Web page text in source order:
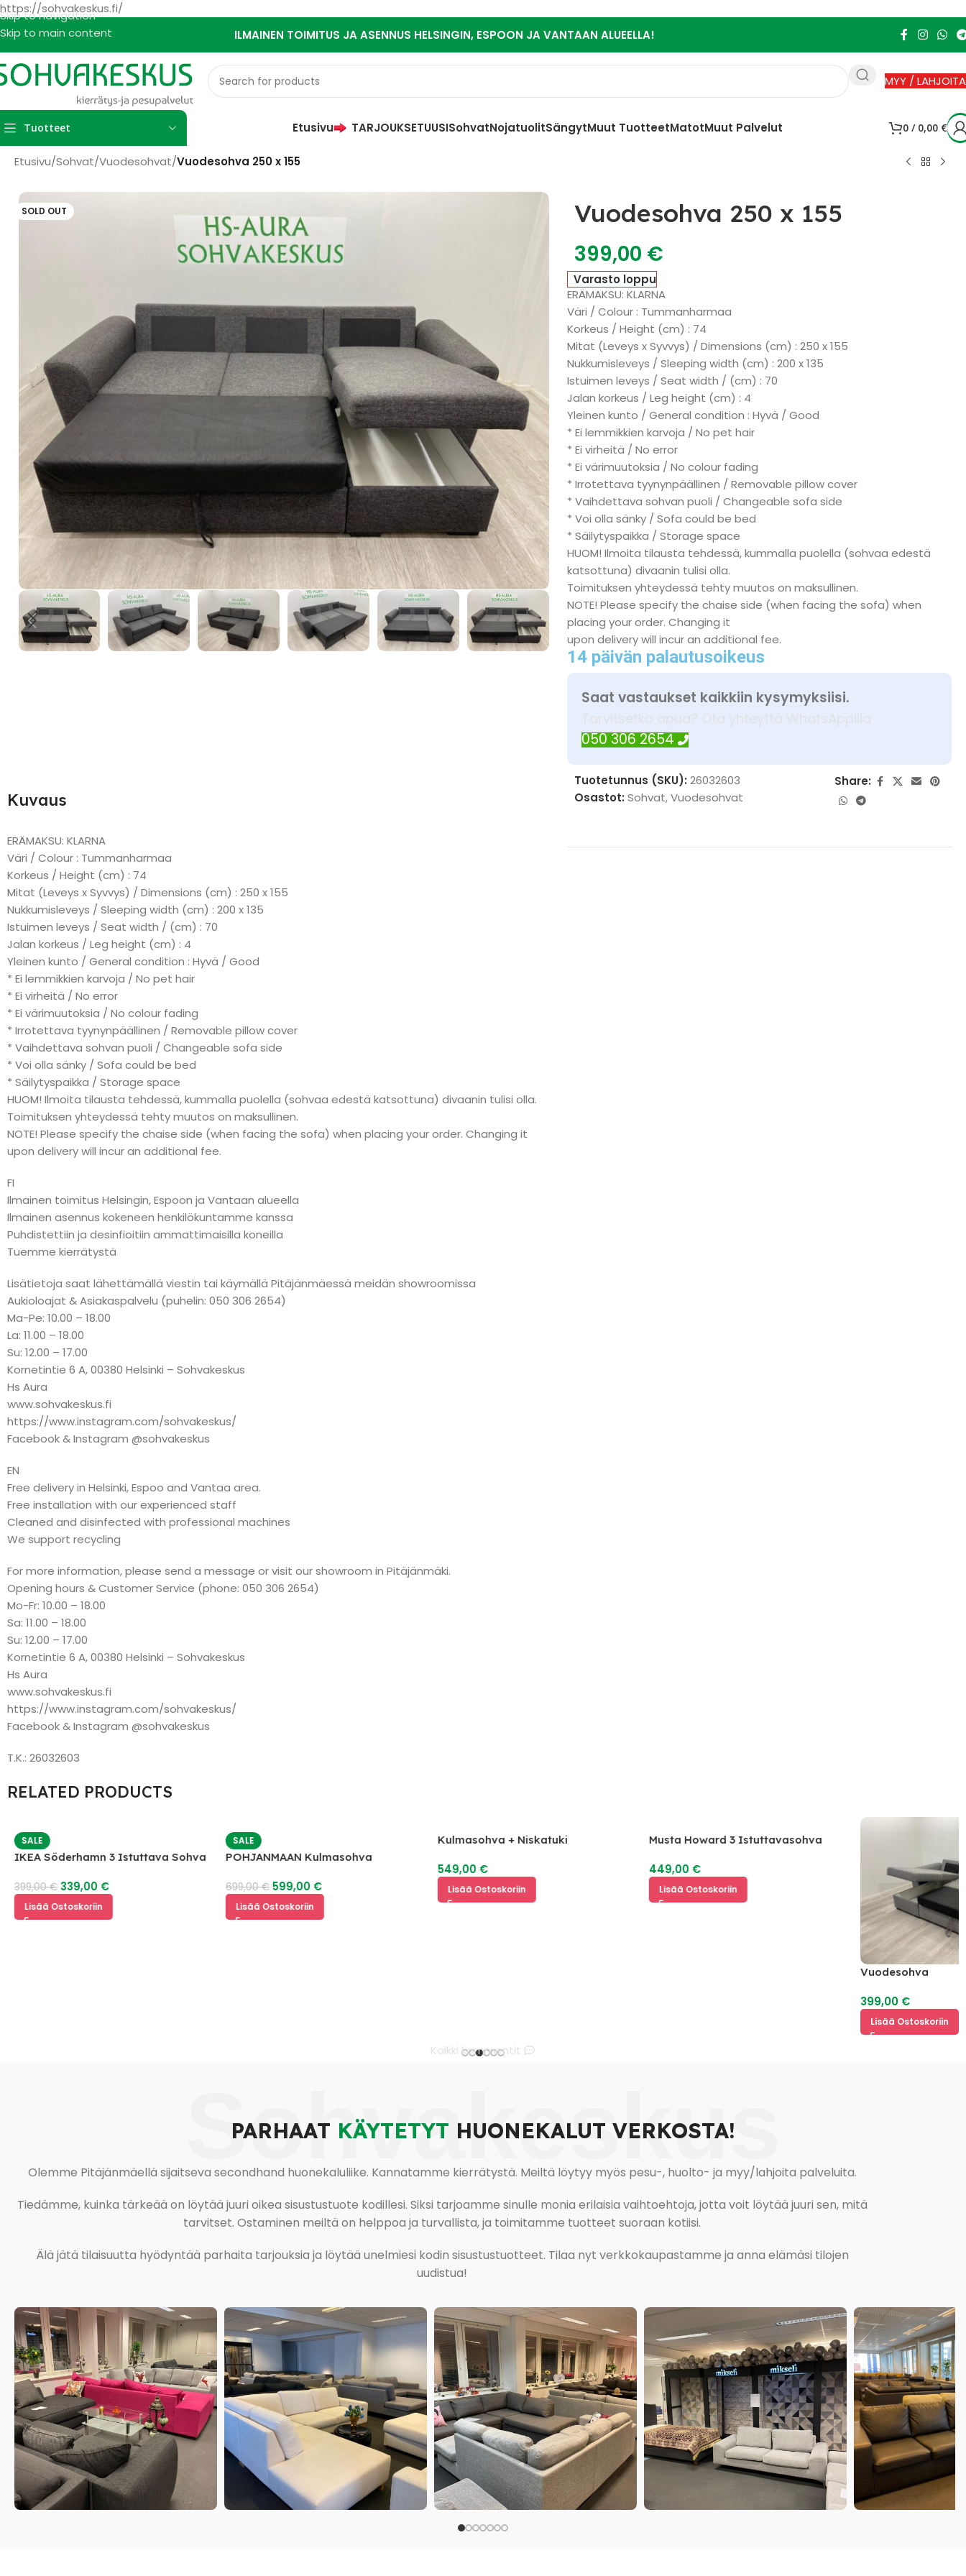
https://sohvakeskus.fi/
Skip to navigation
Skip to main content
ILMAINEN TOIMITUS JA ASENNUS HELSINGIN, ESPOON JA VANTAAN ALUEELLA!
MYY / LAHJOITA
Tuotteet Etusivu TARJOUKSETUUSISohvatNojatuolitSängytMuut TuotteetMatotMuut Palvelut 0 / 0,00 €
Etusivu/Sohvat/Vuodesohvat/Vuodesohva 250 x 155
SOLD OUT Vuodesohva 250 x 155
399,00 €
Varasto loppu
ERÄMAKSU: KLARNA
Väri / Colour : Tummanharmaa
Korkeus / Height (cm) : 74
Mitat (Leveys x Syvvys) / Dimensions (cm) : 250 x 155
Nukkumisleveys / Sleeping width (cm) : 200 x 135
Istuimen leveys / Seat width / (cm) : 70
Jalan korkeus / Leg height (cm) : 4
Yleinen kunto / General condition : Hyvä / Good
* Ei lemmikkien karvoja / No pet hair
* Ei virheitä / No error
* Ei värimuutoksia / No colour fading
* Irrotettava tyynynpäällinen / Removable pillow cover
* Vaihdettava sohvan puoli / Changeable sofa side
* Voi olla sänky / Sofa could be bed
* Säilytyspaikka / Storage space
HUOM! Ilmoita tilausta tehdessä, kummalla puolella (sohvaa edestä
katsottuna) divaanin tulisi olla.
Toimituksen yhteydessä tehty muutos on maksullinen.
NOTE! Please specify the chaise side (when facing the sofa) when
placing your order. Changing it
upon delivery will incur an additional fee.
14 päivän palautusoikeus
Saat vastaukset kaikkiin kysymyksiisi.
Tarvitsetko apua? Ota yhteyttä WhatsAppilla
050 306 2654
Tuotetunnus (SKU):26032603
Osastot: Sohvat,Vuodesohvat
Share:
Kuvaus
ERÄMAKSU: KLARNA
Väri / Colour : Tummanharmaa
Korkeus / Height (cm) : 74
Mitat (Leveys x Syvvys) / Dimensions (cm) : 250 x 155
Nukkumisleveys / Sleeping width (cm) : 200 x 135
Istuimen leveys / Seat width / (cm) : 70
Jalan korkeus / Leg height (cm) : 4
Yleinen kunto / General condition : Hyvä / Good
* Ei lemmikkien karvoja / No pet hair
* Ei virheitä / No error
* Ei värimuutoksia / No colour fading
* Irrotettava tyynynpäällinen / Removable pillow cover
* Vaihdettava sohvan puoli / Changeable sofa side
* Voi olla sänky / Sofa could be bed
* Säilytyspaikka / Storage space
HUOM! Ilmoita tilausta tehdessä, kummalla puolella (sohvaa edestä katsottuna) divaanin tulisi olla.
Toimituksen yhteydessä tehty muutos on maksullinen.
NOTE! Please specify the chaise side (when facing the sofa) when placing your order. Changing it
upon delivery will incur an additional fee.
FI
Ilmainen toimitus Helsingin, Espoon ja Vantaan alueella
Ilmainen asennus kokeneen henkilökuntamme kanssa
Puhdistettiin ja desinfioitiin ammattimaisilla koneilla
Tuemme kierrätystä
Lisätietoja saat lähettämällä viestin tai käymällä Pitäjänmäessä meidän showroomissa
Aukioloajat & Asiakaspalvelu (puhelin: 050 306 2654)
Ma-Pe: 10.00 – 18.00
La: 11.00 – 18.00
Su: 12.00 – 17.00
Kornetintie 6 A, 00380 Helsinki – Sohvakeskus
Hs Aura
www.sohvakeskus.fi
https://www.instagram.com/sohvakeskus/
Facebook & Instagram @sohvakeskus
EN
Free delivery in Helsinki, Espoo and Vantaa area.
Free installation with our experienced staff
Cleaned and disinfected with professional machines
We support recycling
For more information, please send a message or visit our showroom in Pitäjänmäki.
Opening hours & Customer Service (phone: 050 306 2654)
Mo-Fr: 10.00 – 18.00
Sa: 11.00 – 18.00
Su: 12.00 – 17.00
Kornetintie 6 A, 00380 Helsinki – Sohvakeskus
Hs Aura
www.sohvakeskus.fi
https://www.instagram.com/sohvakeskus/
Facebook & Instagram @sohvakeskus
T.K.: 26032603
RELATED PRODUCTS
SALE
IKEA Söderhamn 3 Istuttava Sohva
399,00€ 339,00€
Lisää Ostoskoriin
SALE
POHJANMAAN Kulmasohva
699,00€ 599,00€
Lisää Ostoskoriin
Kulmasohva + Niskatuki
549,00€
Lisää Ostoskoriin
Musta Howard 3 Istuttavasohva
449,00€
Lisää Ostoskoriin
Vuodesohva
399,00 €
Lisää Ostoskoriin
Kaikki kommentit
Sohvakeskus
PARHAAT KÄYTETYT HUONEKALUT VERKOSTA!
Olemme Pitäjänmäellä sijaitseva secondhand huonekaluliike. Kannatamme kierrätystä. Meiltä löytyy myös pesu-, huolto- ja myy/lahjoita palveluita.
Tiedämme, kuinka tärkeää on löytää juuri oikea sisustustuote kodillesi. Siksi tarjoamme sinulle monia erilaisia vaihtoehtoja, jotta voit löytää juuri sen, mitä
tarvitset. Ostaminen meiltä on helppoa ja turvallista, ja toimitamme tuotteet suoraan kotiisi.
Älä jätä tilaisuutta hyödyntää parhaita tarjouksia ja löytää unelmiesi kodin sisustustuotteet. Tilaa nyt verkkokaupastamme ja anna elämäsi tilojen
uudistua!